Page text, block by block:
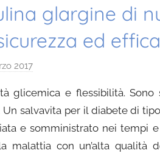
glargine di
ed
2017
D
a
n
i
glicemica e flessibilità.
Un salvavita per il diabete di
e somministrato nei tempi
malattia con un’alta qualità